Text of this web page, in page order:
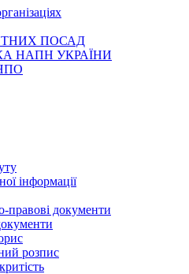
ПОСАД
НАПН УКРАЇНИ
інформації
правові документи
розпис